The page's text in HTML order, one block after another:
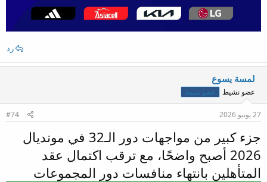
رد
لمسة يسوع
عضو نشيط عضو نشيط
27 يونيو 2026 #74
جزء كبير من مواجهات دور الـ32 في مونديال
2026 أصبح واضحًا، مع ترقب اكتمال عقد
المتأهلين بانتهاء منافسات دور المجموعات